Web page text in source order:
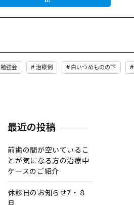
勉強会 治療例 白いつめものの下
最近の投稿
前歯の間が空いているこ
とが気になる方の治療中
ケースのご紹介
休診日のお知らせ7・８
月